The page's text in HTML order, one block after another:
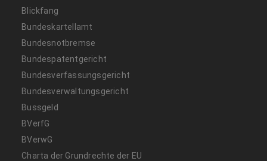
Blickfang
Bundeskartellamt
Bundesnotbremse
Bundespatentgericht
Bundesverfassungsgericht
Bundesverwaltungsgericht
Bussgeld
BVerfG
BVerwG
Charta der Grundrechte der EU